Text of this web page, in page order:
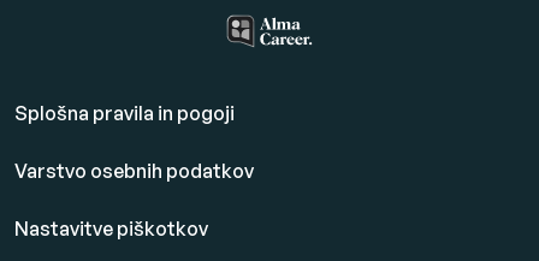
Splošna pravila in pogoji
Varstvo osebnih podatkov
Nastavitve piškotkov